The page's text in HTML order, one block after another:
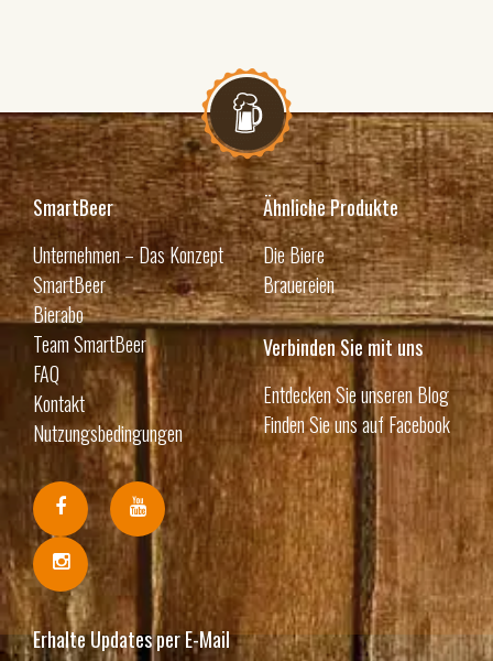
SmartBeer
Unternehmen – Das Konzept
SmartBeer
Bierabo
Team SmartBeer
FAQ
Kontakt
Nutzungsbedingungen
Ähnliche Produkte
Die Biere
Brauereien
Verbinden Sie mit uns
Entdecken Sie unseren Blog
Finden Sie uns auf Facebook
Erhalte Updates per E-Mail